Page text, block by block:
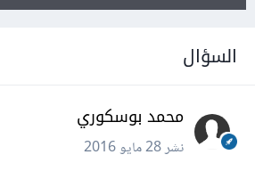
السؤال
محمد بوسكوري
نشر28 مايو 2016